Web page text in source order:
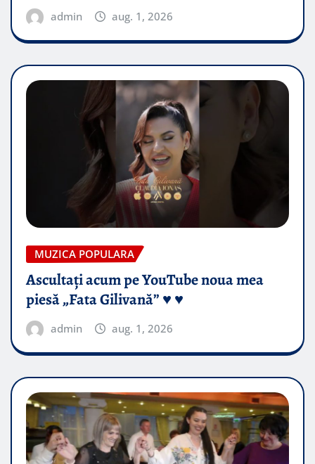
admin aug. 1, 2026
MUZICA POPULARA
Ascultați acum pe YouTube noua mea
piesă „Fata Gilivană” ♥️ ♥️
admin aug. 1, 2026